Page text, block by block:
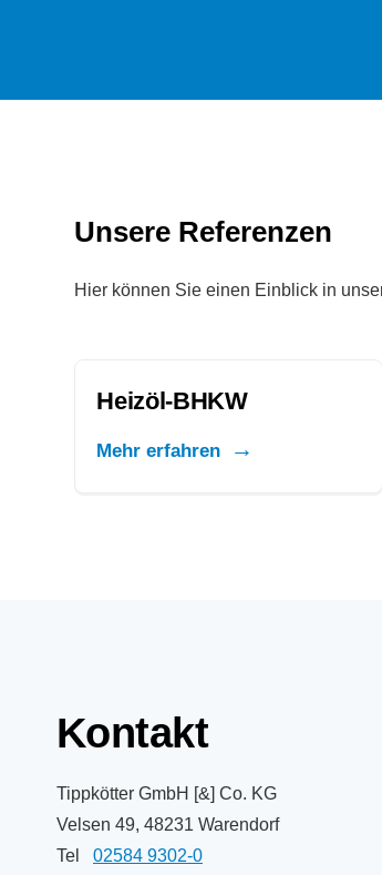
Unsere Referenzen
Hier können Sie einen Einblick in
Heizöl-BHKW
Mehr erfahren
Kontakt
Tippkötter GmbH [&] Co. KG
Velsen 49, 48231 Warendorf
Tel 02584 9302-0